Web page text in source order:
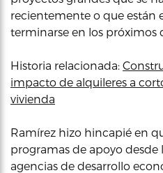
recientemente o que están
terminarse en los próximos
Historia relacionada:
impacto de alquileres a
vivienda
Ramírez hizo hincapié en
programas de apoyo desde
agencias de desarrollo